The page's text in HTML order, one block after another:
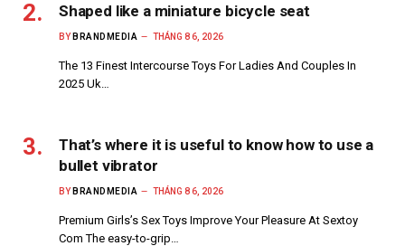
Shaped like a miniature bicycle seat
BY BRANDMEDIA THÁNG 8 6, 2026
The 13 Finest Intercourse Toys For Ladies And Couples In
2025 Uk…
That’s where it is useful to know how to use a
bullet vibrator
BY BRANDMEDIA THÁNG 8 6, 2026
Premium Girls’s Sex Toys Improve Your Pleasure At Sextoy
Com The easy-to-grip…